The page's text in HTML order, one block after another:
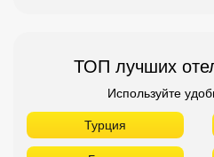
ТОП лучших
Используйте
Турция